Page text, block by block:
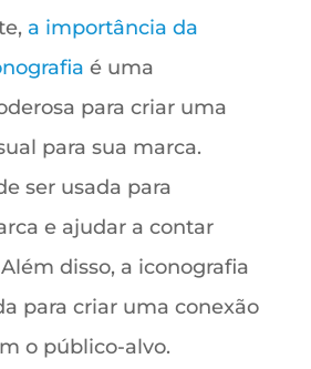
a importância da
é uma
para criar uma
para sua marca.
ser usada para
e ajudar a contar
disso, a iconografia
para criar uma conexão
o público-alvo.